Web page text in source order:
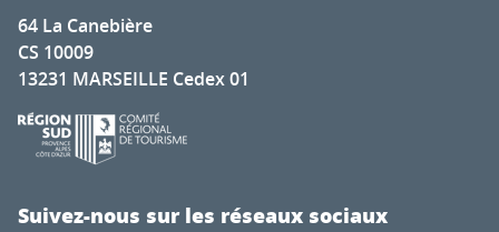
64 La Canebière
CS 10009
13231 MARSEILLE Cedex 01
Suivez-nous sur les réseaux sociaux